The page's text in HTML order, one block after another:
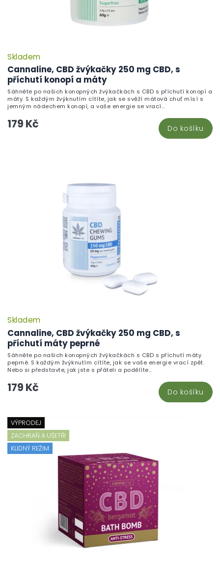
Cannaline, CBD žvýkačky 250 mg CBD, s
příchutí konopí a máty
Skladem
179 Kč Do košíku
Sáhněte po našich konopných žvýkačkách s CBD s příchutí konopí a
máty. S každým žvýknutím cítíte, jak se svěží mátová chuť mísí s
jemným nádechem konopí, a vaše energie se vrací...
Cannaline, CBD žvýkačky 250 mg CBD, s
příchutí máty peprné
Skladem
179 Kč Do košíku
Sáhněte po našich konopných žvýkačkách s CBD s příchutí máty
peprné. S každým žvýknutím cítíte, jak se vaše energie vrací zpět.
Nebo si představte, jak jste s přáteli a podělíte...
VÝPRODEJ
ZACHRAŇ A UŠETŘI
KLIDNÝ REŽIM